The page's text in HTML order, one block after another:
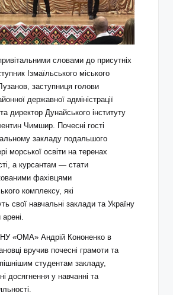
словами до присутніх
Ізмаїльського міського
заступниця голови
державної адміністрації
директор Дунайського інституту
Чимшир. Почесні гості
закладу подальшого
морської освіти на теренах
а курсантам — стати
фахівцями
комплексу, які
свої навчальні заклади та Україну
«ОМА» Андрій Кононенко в
вручив почесні грамоти та
студентам закладу,
досягнення у навчанні та